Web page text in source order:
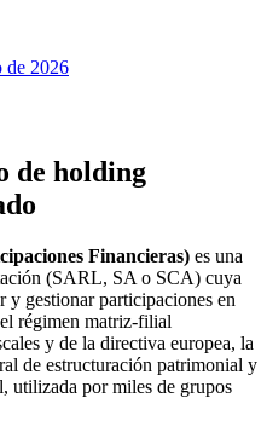
de 2026
de holding
Financieras) es una
(SARL, SA o SCA) cuya
y gestionar participaciones en
régimen matriz-filial
y de la directiva europea, la
de estructuración patrimonial y
utilizada por miles de grupos